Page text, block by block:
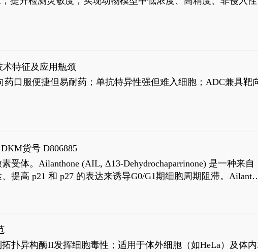
特征及应用瓶颈
口服便捷但易耐药；单抗特异性强但难入细胞；ADC兼具靶
货号 D806885
体。Ailanthone (AIL, Δ13-Dehydrochaparrinone) 是一种来自
提高 p21 和 p27 的表达来诱导G0/G1期细胞周期阻滞。
，对应的IC50值分别为69 nM和309 nM。
扑异构酶II发挥细胞毒性；适用于体外细胞（如HeLa）及体内